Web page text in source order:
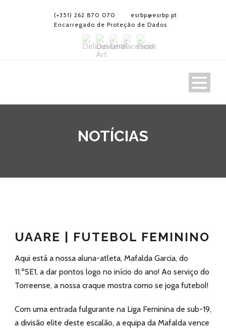
(+351) 262 870 070
esrbp@esrbp.pt
Encarregado de Proteção de Dados
NOTÍCIAS
UAARE | FUTEBOL FEMININO
Aqui está a nossa aluna-atleta, Mafalda Garcia, do
11.ºSE1, a dar pontos logo no início do ano! Ao serviço do
Torreense, a nossa craque mostra como se joga futebol!
Com uma entrada fulgurante na Liga Feminina de sub-19,
a divisão elite deste escalão, a equipa da Mafalda vence